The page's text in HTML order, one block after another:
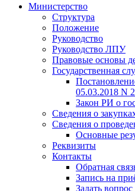
Министерство
Структура
Положение
Руководство
Руководство ЛПУ
Правовые основы
Государственная
05.03.2018 N
Закон РИ о
Сведения о
Сведения о
Основные
Реквизиты
Контакты
Обратная
Запись на
Задать вопрос